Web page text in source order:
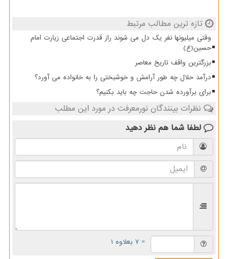
تازه ترین مطالب مرتبط
وقتی میلیونها نفر یک دل می شوند راز قدرت اجتماعی زیارت امام
حسین(ع)
بزرگترین واقف تاریخ معاصر
درآمد حلال چه طور آرامش و خوشبختی را به خانواده می آورد؟
برای برآورده شدن حاجت چه باید بکنیم؟
نظرات بینندگان نورمعرفت در مورد این مطلب
لطفا شما هم نظر دهید
= ۷ بعلاوه ۱